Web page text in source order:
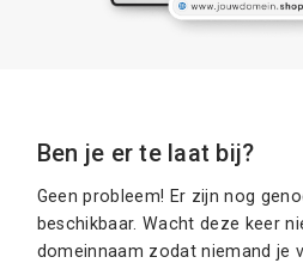
Ben je er te laat bij?
Geen probleem! Er zijn nog
beschikbaar. Wacht deze keer
domeinnaam zodat niemand je